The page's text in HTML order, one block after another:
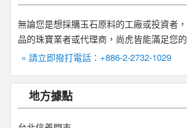
無論您是想採購玉石原料的工廠或投資者
品的珠寶業者或代理商，尚虎皆能滿足您
» 請立即撥打電話：+886-2-2732-1029
地方據點